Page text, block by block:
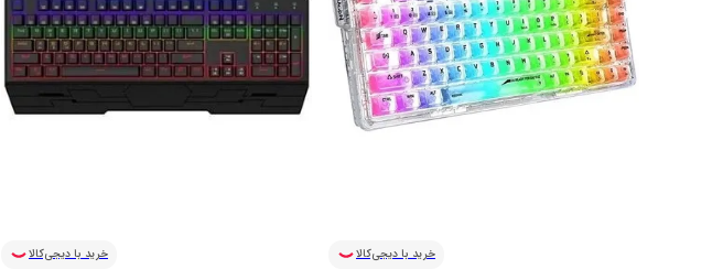
خرید با دیجی‌کالا خرید با دیجی‌کالا